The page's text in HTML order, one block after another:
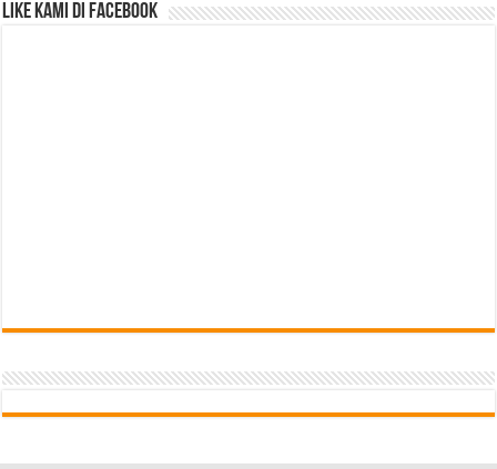
Like Kami di Facebook